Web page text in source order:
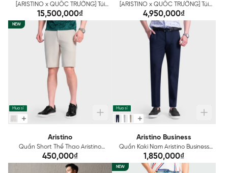
[ARISTINO x QUỐC TRƯỜNG] Túi
Du Lịch Nam Da Bò Aristino
Leather AVB0110Z
15,500,000₫
[ARISTINO x QUỐC TRƯỜNG] Túi
cầm tay Aristino ACL0230Z2
4,950,000₫
NEW
Mua sỉ
Aristino
Quần Short Thể Thao Aristino
Regular Fit ASO019AS2
450,000₫
Mua sỉ
Aristino Business
Quần Kaki Nam Aristino Business
Regular Fit 1KK0010Z
1,850,000₫
NEW